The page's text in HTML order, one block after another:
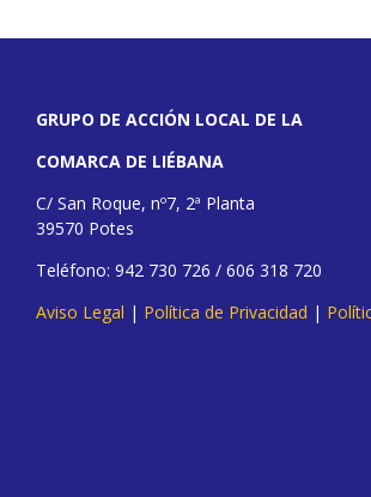
GRUPO DE ACCIÓN LOCAL DE LA
COMARCA DE LIÉBANA
C/ San Roque, nº7, 2ª Planta
39570 Potes
Teléfono: 942 730 726 / 606 318 720
Aviso Legal | Política de Privacidad |